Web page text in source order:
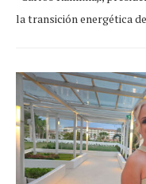
la transición energética